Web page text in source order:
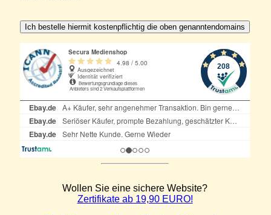
Wollen Sie eine sichere Website?
Zertifikate ab 19,90 EURO!